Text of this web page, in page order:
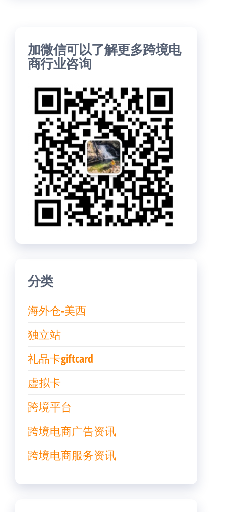
加微信可以了解更多跨境电
商行业咨询
分类
海外仓-美西
独立站
礼品卡giftcard
虚拟卡
跨境平台
跨境电商广告资讯
跨境电商服务资讯